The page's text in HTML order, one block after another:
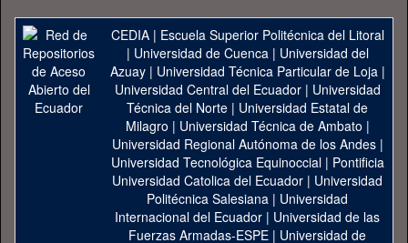
CEDIA| Escuela Superior Politécnica del Litoral
| Universidad de Cuenca| Universidad del
Azuay| Universidad Técnica Particular de Loja|
Universidad Central del Ecuador| Universidad
Técnica del Norte | Universidad Estatal de
Milagro | Universidad Técnica de Ambato |
Universidad Regional Autónoma de los Andes|
Universidad Tecnológica Equinoccial| Pontificia
Universidad Catolica del Ecuador | Universidad
Politécnica Salesiana | Universidad
Internacional del Ecuador | Universidad de las
Fuerzas Armadas-ESPE | Universidad de